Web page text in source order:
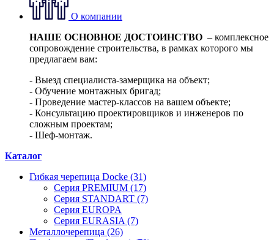
О компании
НАШЕ ОСНОВНОЕ ДОСТОИНСТВО – комплексное
сопровождение строительства, в рамках которого мы
предлагаем вам:
- Выезд специалиста-замерщика на объект;
- Обучение монтажных бригад;
- Проведение мастер-классов на вашем объекте;
- Консультацию проектировщиков и инженеров по
сложным проектам;
- Шеф-монтаж.
Каталог
Гибкая черепица Docke (31)
Серия PREMIUM (17)
Серия STANDART (7)
Серия EUROPA
Серия EURASIA (7)
Металлочерепица (26)